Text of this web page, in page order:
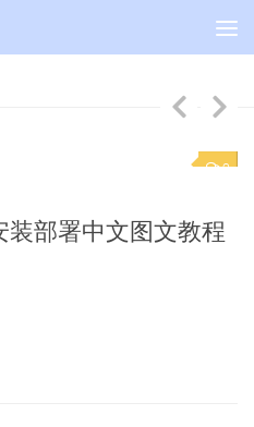
0
CUDA enabled解决
骤
torchvideo